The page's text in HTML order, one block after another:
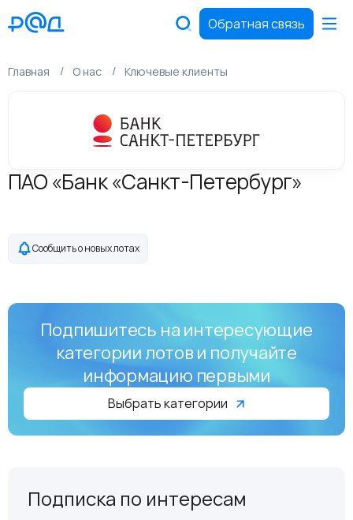
Обратная связь
Главная О нас Ключевые клиенты
ПАО «Банк «Санкт-Петербург»
Сообщить о новых лотах
Подпишитесь на интересующие
категории лотов и получайте
информацию первыми
Выбрать категории
Подписка по интересам